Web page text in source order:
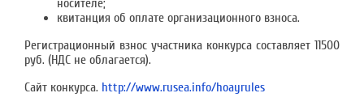
носителе;
квитанция об оплате организационного взноса.
Регистрационный взнос участника конкурса составляет 11500
руб. (НДС не облагается).
Сайт конкурса. http://www.rusea.info/hoayrules